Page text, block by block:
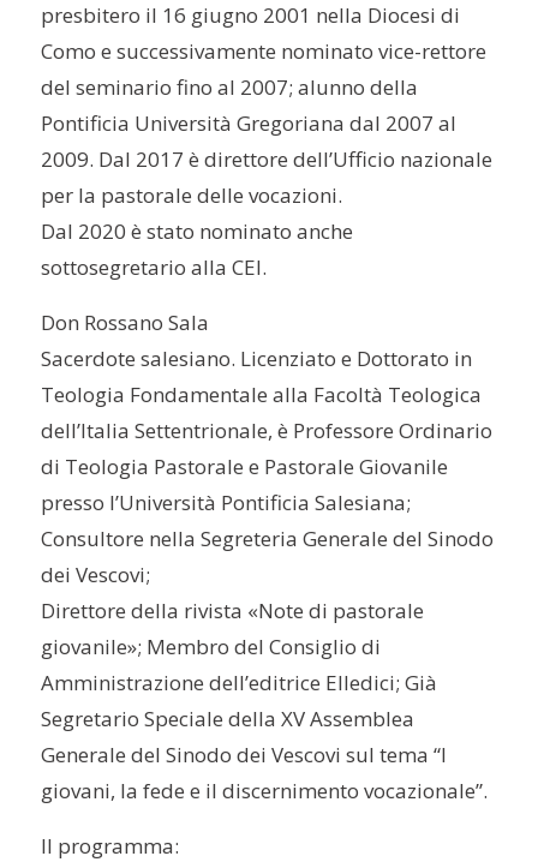
presbitero il 16 giugno 2001 nella Diocesi di
Como e successivamente nominato vice-rettore
del seminario fino al 2007; alunno della
Pontificia Università Gregoriana dal 2007 al
2009. Dal 2017 è direttore dell’Ufficio nazionale
per la pastorale delle vocazioni.
Dal 2020 è stato nominato anche
sottosegretario alla CEI.
Don Rossano Sala
Sacerdote salesiano. Licenziato e Dottorato in
Teologia Fondamentale alla Facoltà Teologica
dell’Italia Settentrionale, è Professore Ordinario
di Teologia Pastorale e Pastorale Giovanile
presso l’Università Pontificia Salesiana;
Consultore nella Segreteria Generale del Sinodo
dei Vescovi;
Direttore della rivista «Note di pastorale
giovanile»; Membro del Consiglio di
Amministrazione dell’editrice Elledici; Già
Segretario Speciale della XV Assemblea
Generale del Sinodo dei Vescovi sul tema “I
giovani, la fede e il discernimento vocazionale”.
Il programma: